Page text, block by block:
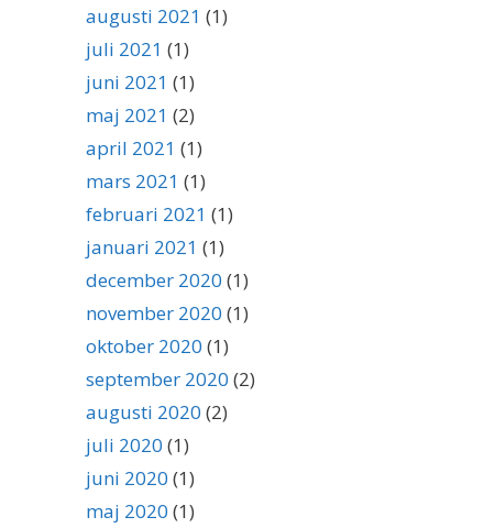
augusti 2021 (1)
juli 2021 (1)
juni 2021 (1)
maj 2021 (2)
april 2021 (1)
mars 2021 (1)
februari 2021 (1)
januari 2021 (1)
december 2020 (1)
november 2020 (1)
oktober 2020 (1)
september 2020 (2)
augusti 2020 (2)
juli 2020 (1)
juni 2020 (1)
maj 2020 (1)